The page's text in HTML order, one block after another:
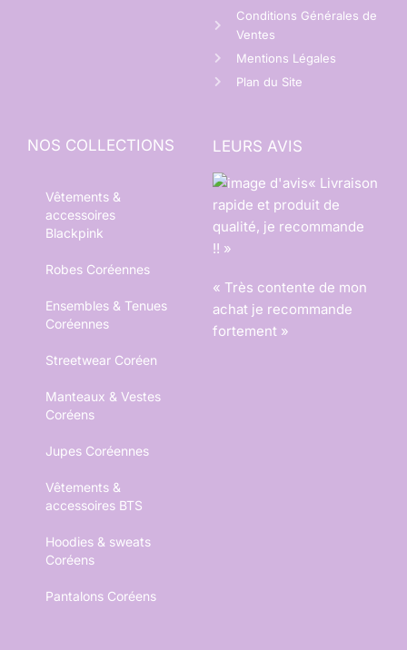
Conditions Générales de
Ventes
Mentions Légales
Plan du Site
NOS COLLECTIONS
Vêtements &
accessoires
Blackpink
Robes Coréennes
Ensembles & Tenues
Coréennes
Streetwear Coréen
Manteaux & Vestes
Coréens
Jupes Coréennes
Vêtements &
accessoires BTS
Hoodies & sweats
Coréens
Pantalons Coréens
LEURS AVIS
« Livraison
rapide et produit de
qualité, je recommande
!! »
« Très contente de mon
achat je recommande
fortement »